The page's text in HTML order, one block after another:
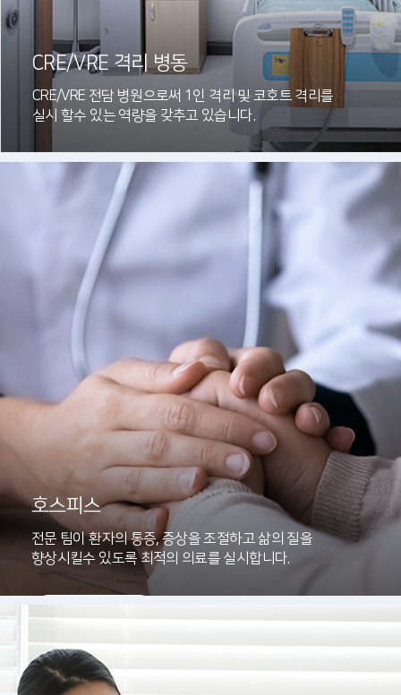
CRE/VRE 격리 병동
CRE/VRE 전담 병원으로써 1인 격리 및 코호트 격리를
실시 할수 있는 역량을 갖추고 있습니다.
자세히보기
호스피스
전문 팀이 환자의 통증, 증상을 조절하고 삶의 질을
향상시킬수 있도록 최적의 의료를 실시합니다.